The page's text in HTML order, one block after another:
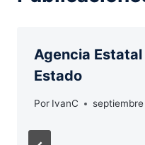
Agencia
Estado
Por IvanC